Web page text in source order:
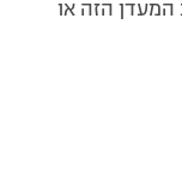
המעדן הזה או